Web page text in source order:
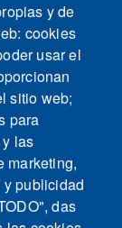
y de
cookies
usar el
sitio web;
para
las
marketing,
publicidad
das